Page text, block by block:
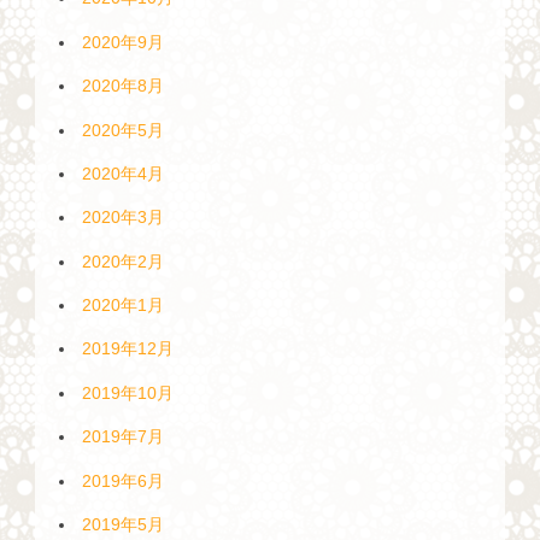
2020年9月
2020年8月
2020年5月
2020年4月
2020年3月
2020年2月
2020年1月
2019年12月
2019年10月
2019年7月
2019年6月
2019年5月